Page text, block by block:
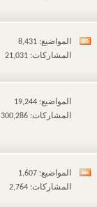
هذا
المنتدى
مشاهدة
هذا
المنتدى
المواضيع: 8,431
المشاركات: 21,031
المواضيع: 19,244
المشاركات: 300,286
مشاهدة
المواضيع: 1,607
المشاركات: 2,764